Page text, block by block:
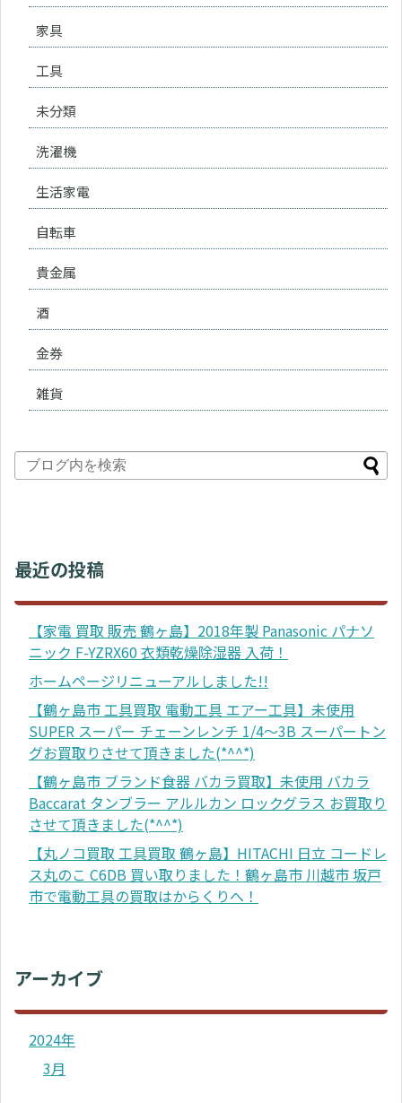
家具
工具
未分類
洗濯機
生活家電
自転車
貴金属
酒
金券
雑貨
最近の投稿
【家電 買取 販売 鶴ヶ島】2018年製 Panasonic パナソ
ニック F-YZRX60 衣類乾燥除湿器 入荷！
ホームページリニューアルしました!!
【鶴ヶ島市 工具買取 電動工具 エアー工具】未使用
SUPER スーパー チェーンレンチ 1/4～3B スーパートン
グお買取りさせて頂きました(*^^*)
【鶴ヶ島市 ブランド食器 バカラ買取】未使用 バカラ
Baccarat タンブラー アルルカン ロックグラス お買取り
させて頂きました(*^^*)
【丸ノコ買取 工具買取 鶴ヶ島】HITACHI 日立 コードレ
ス丸のこ C6DB 買い取りました！鶴ヶ島市 川越市 坂戸
市で電動工具の買取はからくりへ！
アーカイブ
2024年
3月